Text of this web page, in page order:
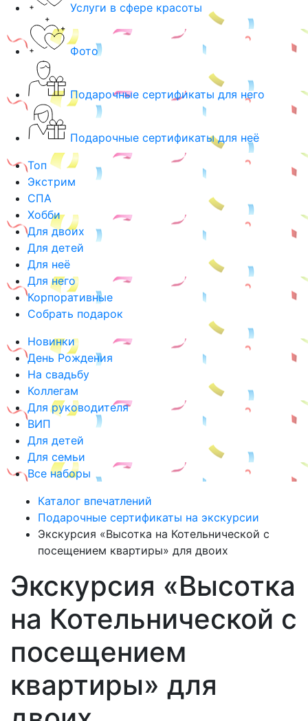
Услуги в сфере красоты
Фото
Подарочные сертификаты для него
Подарочные сертификаты для неё
Топ
Экстрим
СПА
Хобби
Для двоих
Для детей
Для неё
Для него
Корпоративные
Собрать подарок
Новинки
День Рождения
На свадьбу
Коллегам
Для руководителя
ВИП
Для детей
Для семьи
Все наборы
Каталог впечатлений
Подарочные сертификаты на экскурсии
Экскурсия «Высотка на Котельнической с
посещением квартиры» для двоих
Экскурсия «Высотка
на Котельнической с
посещением
квартиры» для